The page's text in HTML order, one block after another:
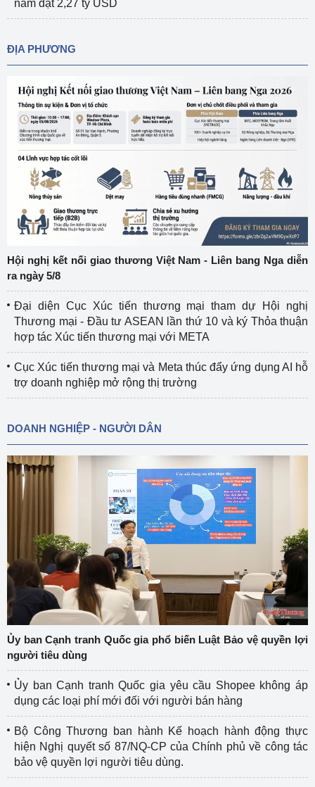
năm đạt 2,27 tỷ USD
ĐỊA PHƯƠNG
Hội nghị kết nối giao thương Việt Nam - Liên bang Nga diễn
ra ngày 5/8
Đại diện Cục Xúc tiến thương mại tham dự Hội nghị
Thương mại - Đầu tư ASEAN lần thứ 10 và ký Thỏa thuận
hợp tác Xúc tiến thương mại với META
Cục Xúc tiến thương mại và Meta thúc đẩy ứng dụng AI hỗ
trợ doanh nghiệp mở rộng thị trường
DOANH NGHIỆP - NGƯỜI DÂN
Ủy ban Cạnh tranh Quốc gia phổ biến Luật Bảo vệ quyền lợi
người tiêu dùng
Ủy ban Cạnh tranh Quốc gia yêu cầu Shopee không áp
dụng các loại phí mới đối với người bán hàng
Bộ Công Thương ban hành Kế hoạch hành động thực
hiện Nghị quyết số 87/NQ-CP của Chính phủ về công tác
bảo vệ quyền lợi người tiêu dùng.